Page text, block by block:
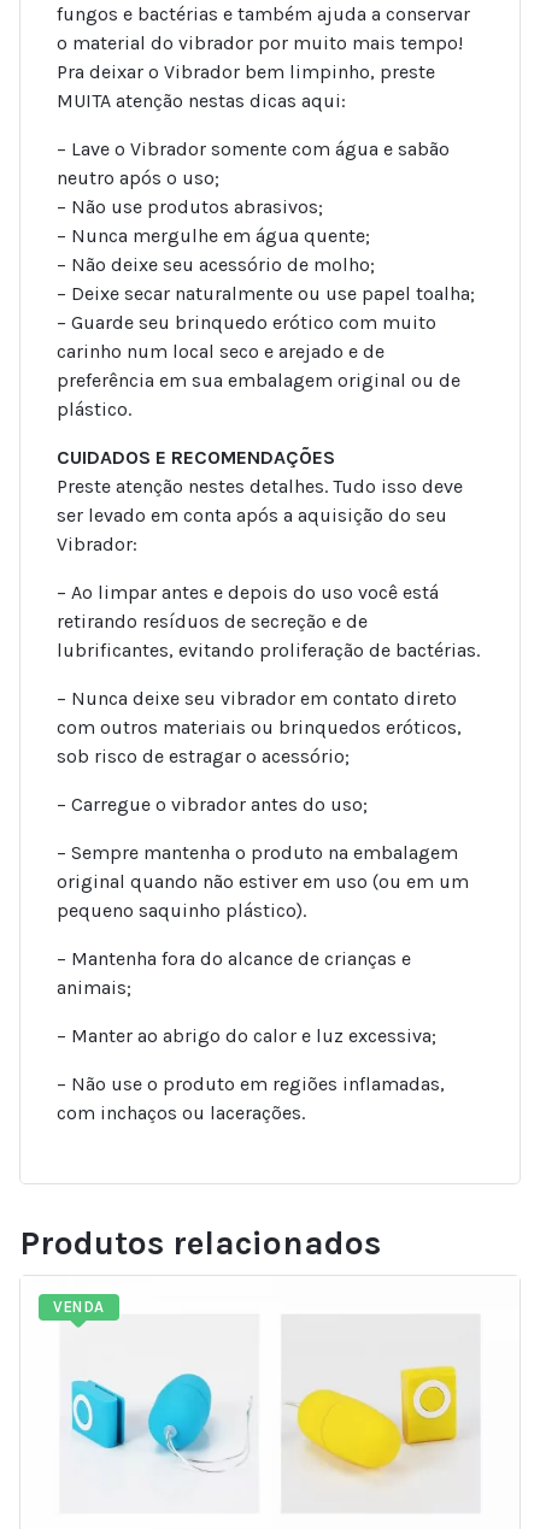
fungos e bactérias e também ajuda a conservar
o material do vibrador por muito mais tempo!
Pra deixar o Vibrador bem limpinho, preste
MUITA atenção nestas dicas aqui:
– Lave o Vibrador somente com água e sabão
neutro após o uso;
– Não use produtos abrasivos;
– Nunca mergulhe em água quente;
– Não deixe seu acessório de molho;
– Deixe secar naturalmente ou use papel toalha;
– Guarde seu brinquedo erótico com muito
carinho num local seco e arejado e de
preferência em sua embalagem original ou de
plástico.
CUIDADOS E RECOMENDAÇÕES
Preste atenção nestes detalhes. Tudo isso deve
ser levado em conta após a aquisição do seu
Vibrador:
– Ao limpar antes e depois do uso você está
retirando resíduos de secreção e de
lubrificantes, evitando proliferação de bactérias.
– Nunca deixe seu vibrador em contato direto
com outros materiais ou brinquedos eróticos,
sob risco de estragar o acessório;
– Carregue o vibrador antes do uso;
– Sempre mantenha o produto na embalagem
original quando não estiver em uso (ou em um
pequeno saquinho plástico).
– Mantenha fora do alcance de crianças e
animais;
– Manter ao abrigo do calor e luz excessiva;
– Não use o produto em regiões inflamadas,
com inchaços ou lacerações.
Produtos relacionados
VENDA